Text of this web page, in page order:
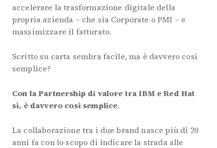
accelerare la trasformazione digitale della
propria azienda – che sia Corporate o PMI – e
massimizzare il fatturato.
Scritto su carta sembra facile, ma è davvero così
semplice?
Con la Partnership di valore tra IBM e Red Hat
sì, è davvero così semplice.
La collaborazione tra i due brand nasce più di 20
anni fa con lo scopo di indicare la strada alle